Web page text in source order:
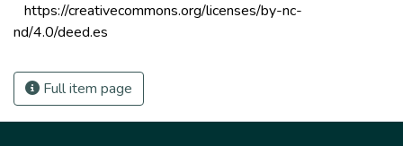
https://creativecommons.org/licenses/by-nc-
nd/4.0/deed.es
Full item page